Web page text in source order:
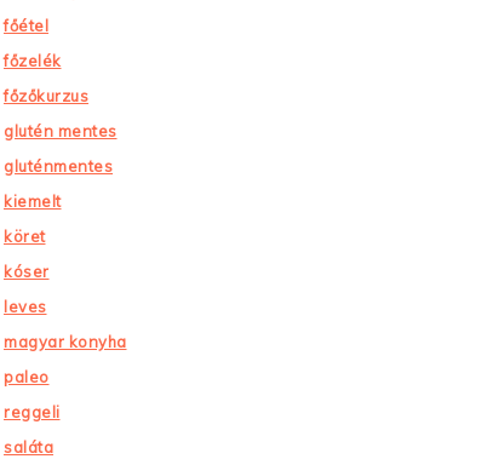
főétel
főzelék
főzőkurzus
glutén mentes
gluténmentes
kiemelt
köret
kóser
leves
magyar konyha
paleo
reggeli
saláta